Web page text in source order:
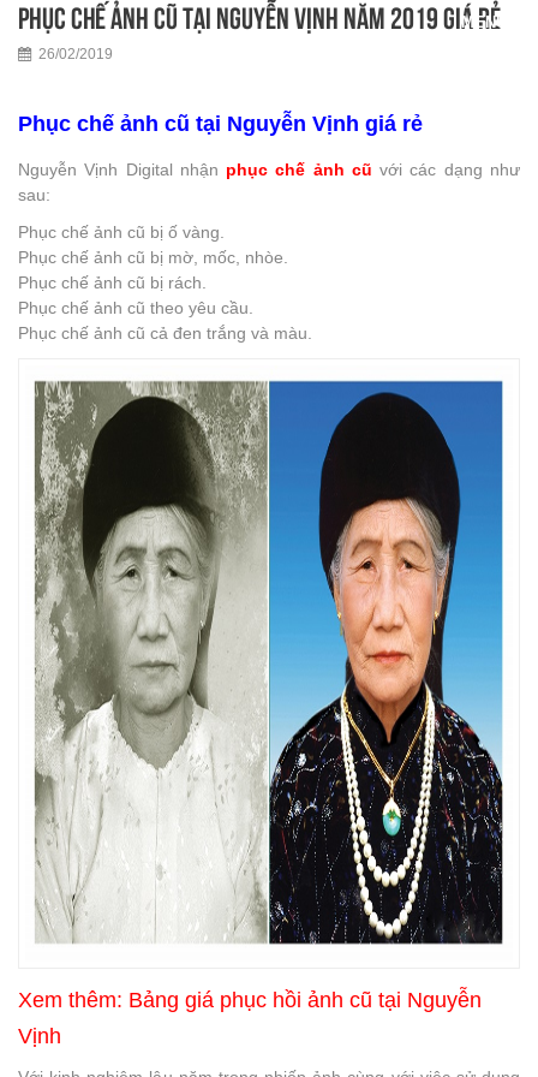
Phục chế ảnh cũ tại Nguyễn Vịnh năm 2019 giá rẻ
26/02/2019
Phục chế ảnh cũ tại Nguyễn Vịnh giá rẻ
Nguyễn Vịnh Digital nhận phục chế ảnh cũ với các dạng như
sau:
Phục chế ảnh cũ bị ố vàng.
Phục chế ảnh cũ bị mờ, mốc, nhòe.
Phục chế ảnh cũ bị rách.
Phục chế ảnh cũ theo yêu cầu.
Phục chế ảnh cũ cả đen trắng và màu.
Xem thêm: Bảng giá phục hồi ảnh cũ tại Nguyễn
Vịnh